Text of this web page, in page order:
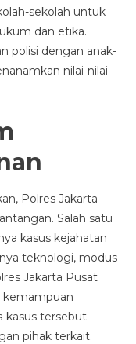
sekolah untuk
dan etika.
polisi dengan anak-
nilai-nilai
Polres Jakarta
Salah satu
kasus kejahatan
teknologi, modus
Jakarta Pusat
kasus tersebut
pihak terkait.